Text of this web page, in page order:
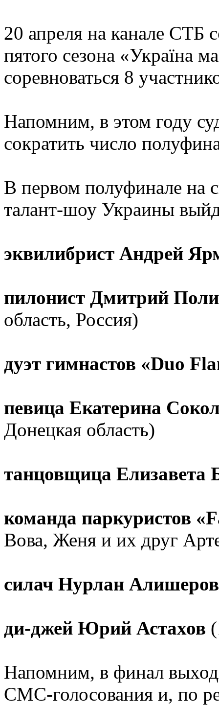
20 апреля на канале СТБ
пятого сезона «Україна
соревноваться 8
Напомним, в этом году
сократить число
В первом полуфинале на
талант-шоу Украины
эквилибрист Андрей
пилонист Дмитрий
область, Россия)
дуэт гимнастов «Duo
певица Екатерина
Донецкая область)
танцовщица Елизавета
команда паркуристов
Вова, Женя и их друг
силач Нурлан
ди-джей Юрий Астахов
Напомним, в финал
СМС-голосования и, по